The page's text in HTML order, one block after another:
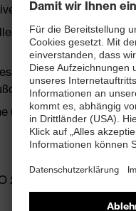
Materialien (uvex
nahezu nahtfreie
Komfortfußbett mit
und Kragen
20345:2022 mit